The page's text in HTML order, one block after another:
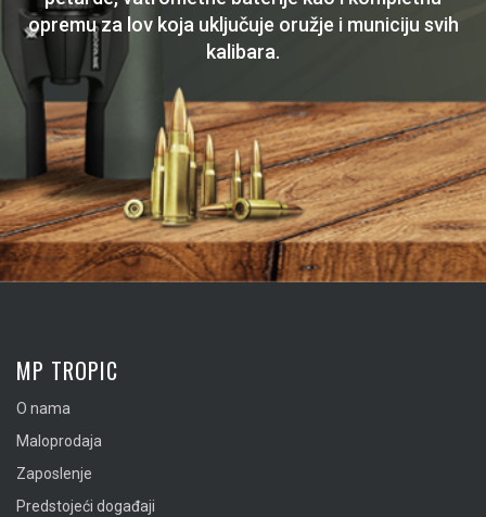
opremu za lov koja uključuje oružje i municiju svih
kalibara.
MP TROPIC
O nama
Maloprodaja
Zaposlenje
Predstojeći događaji